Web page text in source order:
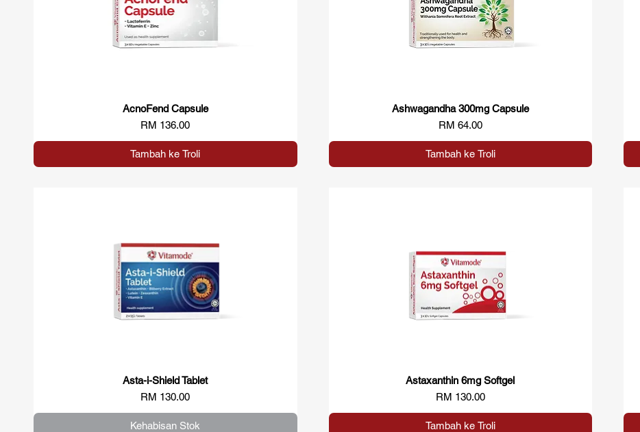
Paparan Segera
AcnoFend Capsule
Harga
RM 136.00
Tambah ke Troli
Paparan Segera
Ashwagandha 300mg Capsule
Harga
RM 64.00
Tambah ke Troli
Paparan Segera
Asta-i-Shield Tablet
Harga
RM 130.00
Kehabisan Stok
Paparan Segera
Astaxanthin 6mg Softgel
Harga
RM 130.00
Tambah ke Troli